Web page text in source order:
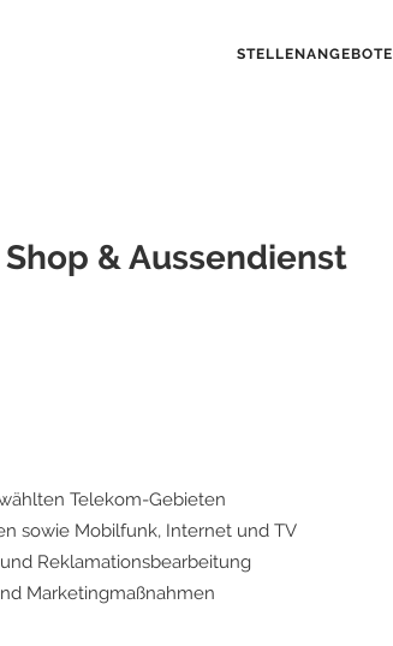
STELLENANGEBOTE
& Aussendienst
Telekom-Gebieten
sowie Mobilfunk, Internet und TV
Reklamationsbearbeitung
Marketingmaßnahmen